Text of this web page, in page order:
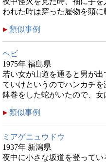
われた時は穿った履物を頭に
類似事例
ヘビ
1975年 福島県
若い女が山道を通ると男が
ていけというのでハンカチ
鉢巻をした蛇がいたので、女
類似事例
ミアゲニュウドウ
1937年 新潟県
夜中に小さな坂道を登って